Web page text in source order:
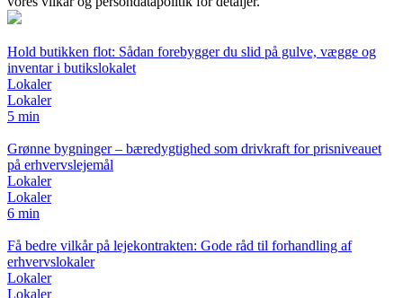
Hold butikken flot: Sådan forebygger du slid på gulve, vægge og
inventar i butikslokalet
Lokaler
Lokaler
5 min
Grønne bygninger – bæredygtighed som drivkraft for prisniveauet
på erhvervslejemål
Lokaler
Lokaler
6 min
Få bedre vilkår på lejekontrakten: Gode råd til forhandling af
erhvervslokaler
Lokaler
Lokaler